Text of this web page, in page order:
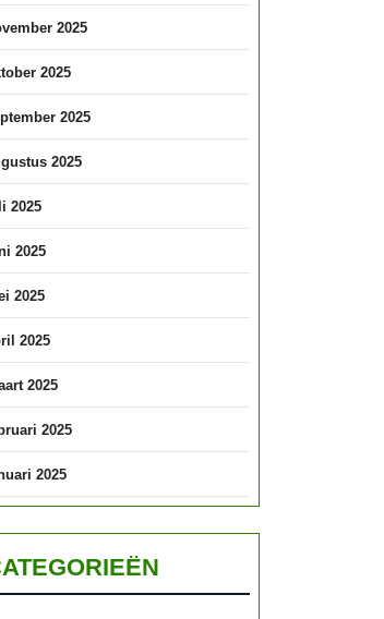
2025
2025
2025
2025
2025
2025
2025
2025
2025
2025
2025